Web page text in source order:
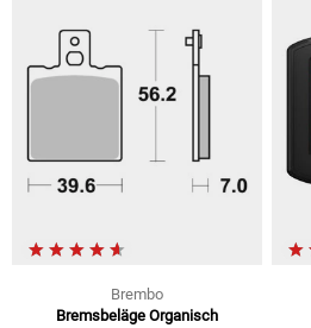
Brembo
Bremsbeläge Organisch